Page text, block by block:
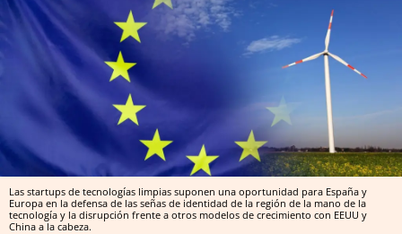
Las startups de tecnologías limpias suponen una oportunidad para España y
Europa en la defensa de las señas de identidad de la región de la mano de la
tecnología y la disrupción frente a otros modelos de crecimiento con EEUU y
China a la cabeza.